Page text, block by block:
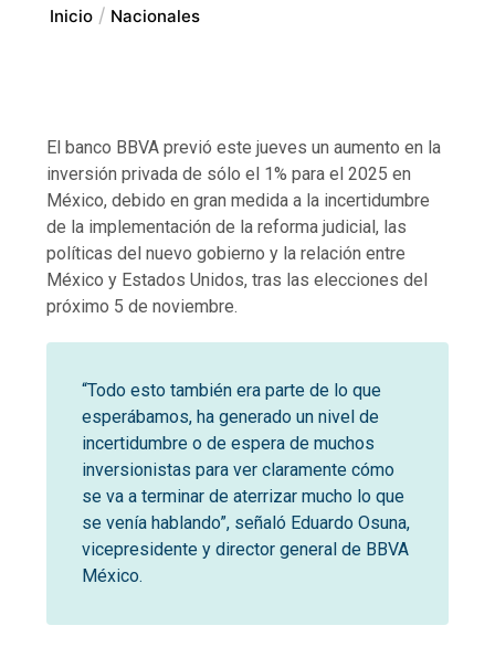
Inicio Nacionales
El banco BBVA previó este jueves un aumento en la
inversión privada de sólo el 1% para el 2025 en
México, debido en gran medida a la incertidumbre
de la implementación de la reforma judicial, las
políticas del nuevo gobierno y la relación entre
México y Estados Unidos, tras las elecciones del
próximo 5 de noviembre.
“Todo esto también era parte de lo que
esperábamos, ha generado un nivel de
incertidumbre o de espera de muchos
inversionistas para ver claramente cómo
se va a terminar de aterrizar mucho lo que
se venía hablando”, señaló Eduardo Osuna,
vicepresidente y director general de BBVA
México.